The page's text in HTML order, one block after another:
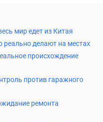
мир едет из Китая
реально делают на местах
происхождение
против гаражного
ремонта